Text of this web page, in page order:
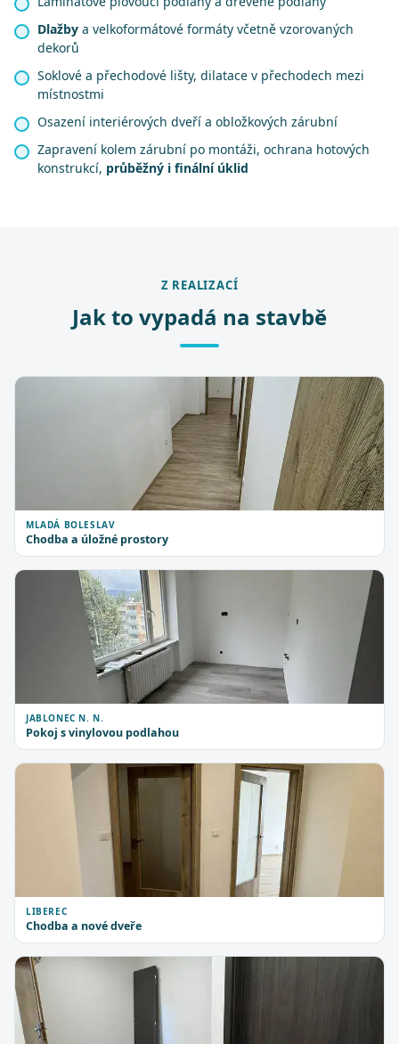
Dlažby a velkoformátové formáty včetně vzorovaných
dekorů
Soklové a přechodové lišty, dilatace v přechodech mezi
místnostmi
Osazení interiérových dveří a obložkových zárubní
Zapravení kolem zárubní po montáži, ochrana hotových
konstrukcí, průběžný i finální úklid
Z REALIZACÍ
Jak to vypadá na stavbě
MLADÁ BOLESLAV
Chodba a úložné prostory
JABLONEC N. N.
Pokoj s vinylovou podlahou
LIBEREC
Chodba a nové dveře